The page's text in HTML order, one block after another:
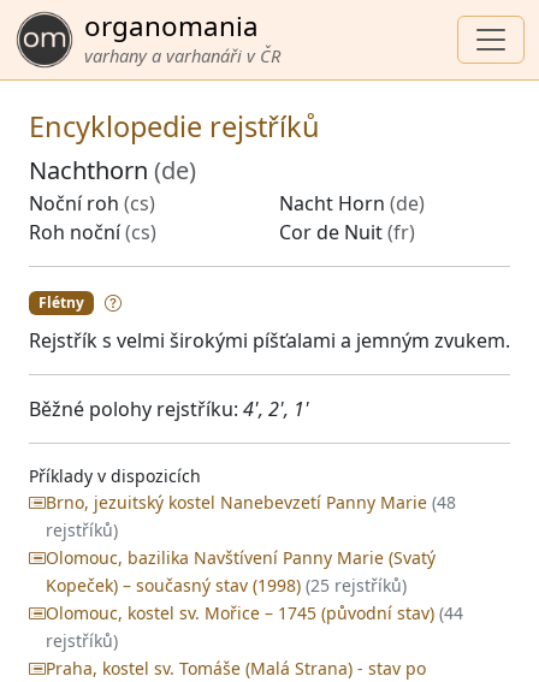
organomania
varhany a varhanáři v ČR
Encyklopedie rejstříků
Nachthorn (de)
Noční roh (cs)
Roh noční(cs)
Nacht Horn (de)
Cor de Nuit(fr)
Flétny
Rejstřík s velmi širokými píšťalami a jemným zvukem.
Běžné polohy rejstříku: 4', 2', 1'
Příklady v dispozicích
Brno, jezuitský kostel Nanebevzetí Panny Marie (48
rejstříků)
Olomouc, bazilika Navštívení Panny Marie (Svatý
Kopeček) – současný stav (1998) (25 rejstříků)
Olomouc, kostel sv. Mořice – 1745 (původní stav) (44
rejstříků)
Praha, kostel sv. Tomáše (Malá Strana) - stav po